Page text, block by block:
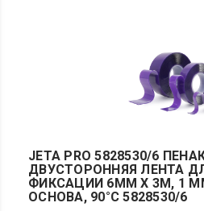
JETA PRO 5828530/6
ДВУСТОРОННЯЯ ЛЕНТА
ФИКСАЦИИ 6ММ X 3М, 1
ОСНОВА, 90°С 5828530/6